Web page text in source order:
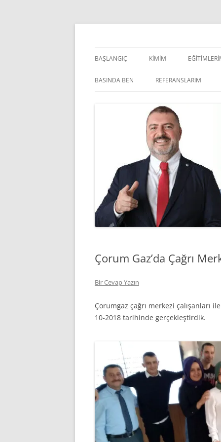
İçeriğe
BAŞLANGIÇ KIMIM
BASINDA BEN REFERANSLARIM
Çorum Gaz’da Çağrı
Bir Cevap Yazın
Çorumgaz çağrı merkezi çalışanları
10-2018 tarihinde gerçekleştirdik.